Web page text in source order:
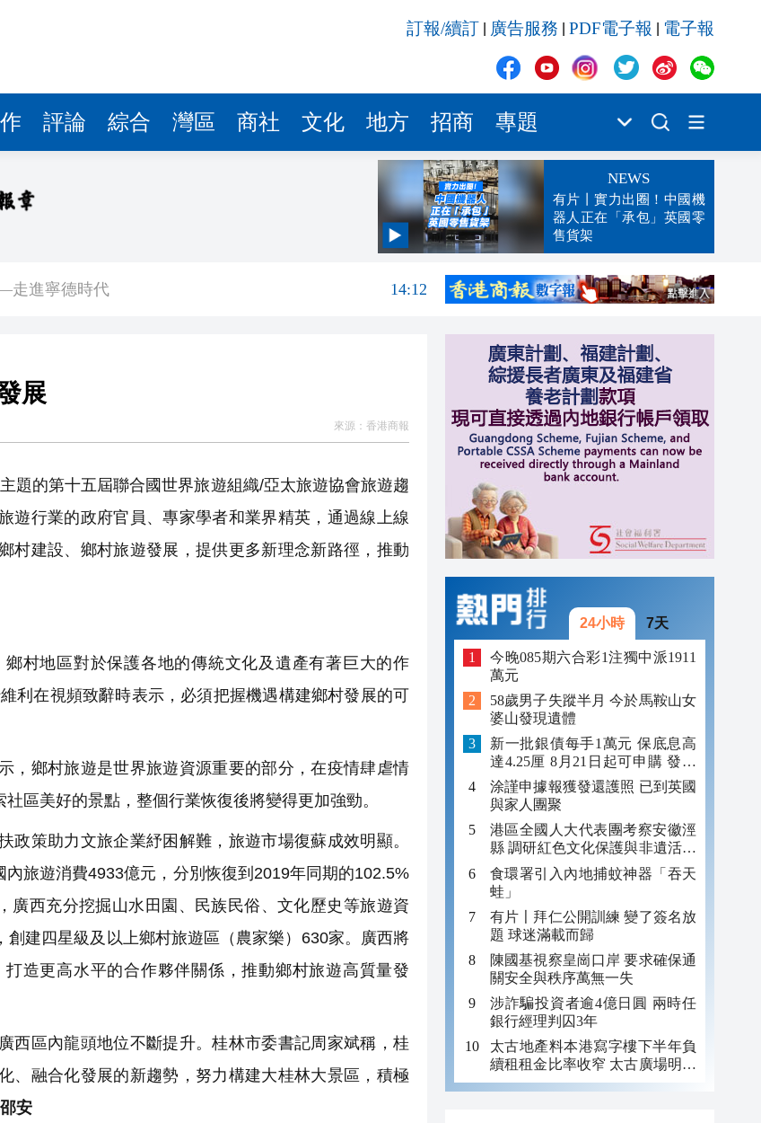
訂報/續訂 廣告服務 PDF電子報 電子報
評論 綜合 灣區 商社 文化 地方 招商 專題
NEWS
有片丨實力出圈！中國機
器人正在「承包」英國零
售貨架
14:47
走進寧德時代
14:12
下
13:29
：看見的人會幸運
12:59
展
來源： 香港商報
題的第十五屆聯合國世界旅遊組織/亞太旅遊協會旅遊趨
遊行業的政府官員、專家學者和業界精英，通過線上線
村建設、鄉村旅遊發展，提供更多新理念新路徑，推動
村地區對於保護各地的傳統文化及遺產有著巨大的作
利在視頻致辭時表示，必須把握機遇構建鄉村發展的可
鄉村旅遊是世界旅遊資源重要的部分，在疫情肆虐情
區美好的景點，整個行業恢復後將變得更加強勁。
策助力文旅企業紓困解難，旅遊市場復蘇成效明顯。
旅遊消費4933億元，分別恢復到2019年同期的102.5%
廣西充分挖掘山水田園、民族民俗、文化歷史等旅遊資
建四星級及以上鄉村旅遊區（農家樂）630家。廣西將
造更高水平的合作夥伴關係，推動鄉村旅遊高質量發
區內龍頭地位不斷提升。桂林市委書記周家斌稱，桂
、融合化發展的新趨勢，努力構建大桂林大景區，積極
安
24小時 7天
今晚085期六合彩1注獨中派1911
萬元
58歲男子失蹤半月 今於馬鞍山女
婆山發現遺體
新一批銀債每手1萬元 保底息高
達4.25厘 8月21日起可申購 發行
金額最多550億
涂謹申據報獲發還護照 已到英國
與家人團聚
港區全國人大代表團考察安徽涇
縣 調研紅色文化保護與非遺活態
傳承
食環署引入內地捕蚊神器「吞天
蛙」
有片〡拜仁公開訓練 變了簽名放
題 球迷滿載而歸
陳國基視察皇崗口岸 要求確保通
關安全與秩序萬無一失
涉詐騙投資者逾4億日圓 兩時任
銀行經理判囚3年
太古地產料本港寫字樓下半年負
續租租金比率收窄 太古廣場明年
轉正